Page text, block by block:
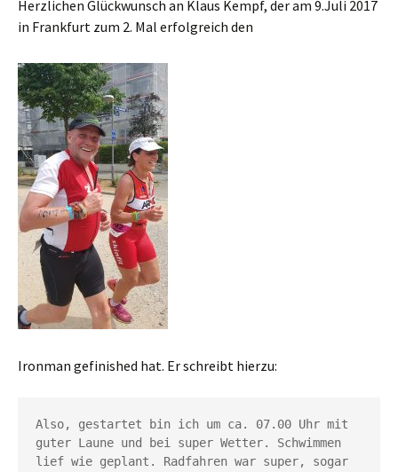
Herzlichen Glückwunsch an Klaus Kempf, der am 9.Juli 2017
in Frankfurt zum 2. Mal erfolgreich den
Ironman gefinished hat. Er schreibt hierzu:
Also, gestartet bin ich um ca. 07.00 Uhr mit
guter Laune und bei super Wetter. Schwimmen
lief wie geplant. Radfahren war super, sogar